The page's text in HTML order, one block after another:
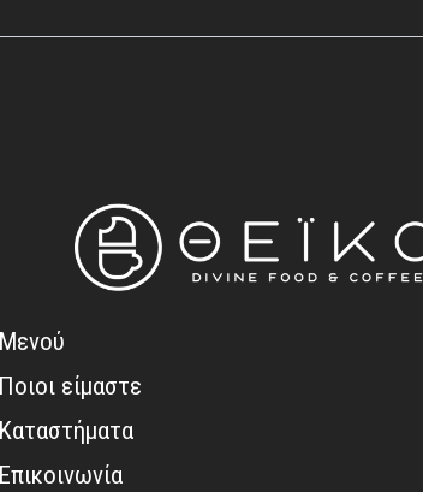
Μενού
Ποιοι είμαστε
Καταστήματα
Επικοινωνία